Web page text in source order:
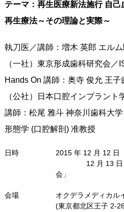
テーマ：再生医療新法施行 自
再生療法～その理論と実際～
執刀医／講師：増木 英郎 エル
（一社）東京形成歯科研究会／
Hands On 講師：奥寺 俊允 王
（公社）日本口腔インプラント
講師：松尾 雅斗 神奈川歯科大
形態学 (口腔解剖) 准教授
日時
2015 年 12 月 12 日
12 月 13 日（日
会」
会場
オクデラメディカル
(東京都北区王子 2-